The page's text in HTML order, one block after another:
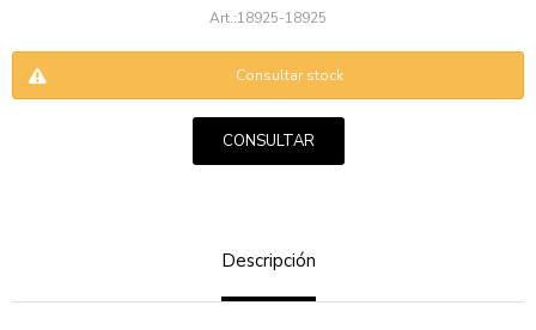
18925-18925
Consultar stock
CONSULTAR
Descripción